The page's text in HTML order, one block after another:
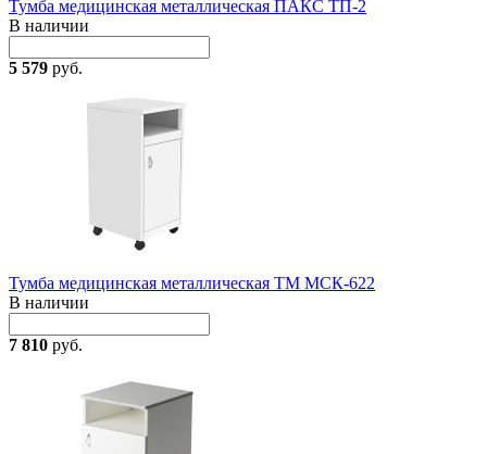
Тумба медицинская металлическая ПАКС ТП-2
В наличии
5 579 руб.
Тумба медицинская металлическая ТМ МСК-622
В наличии
7 810 руб.